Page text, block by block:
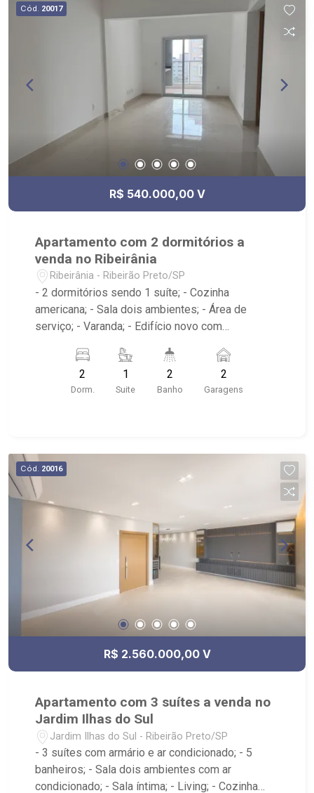
Cód. 20017
R$ 540.000,00 V
Apartamento com 2 dormitórios a
venda no Ribeirânia
Ribeirânia - Ribeirão Preto/SP
- 2 dormitórios sendo 1 suíte; - Cozinha
americana; - Sala dois ambientes; - Área de
serviço; - Varanda; - Edifício novo com
churrasqueira; - Localizado próximo ao Próximo a
Unaerp, Bar do Mineiro, Giacomo`s Pizza,Health
Pharma Farmácia de Manipulação, Hotel Indi
2
Dorm.
1
Suite
2
Banho
2
Garagens
Cód. 20016
R$ 2.560.000,00 V
Apartamento com 3 suítes a venda no
Jardim Ilhas do Sul
Jardim Ilhas do Sul - Ribeirão Preto/SP
- 3 suítes com armário e ar condicionado; - 5
banheiros; - Sala dois ambientes com ar
condicionado; - Sala íntima; - Living; - Cozinha